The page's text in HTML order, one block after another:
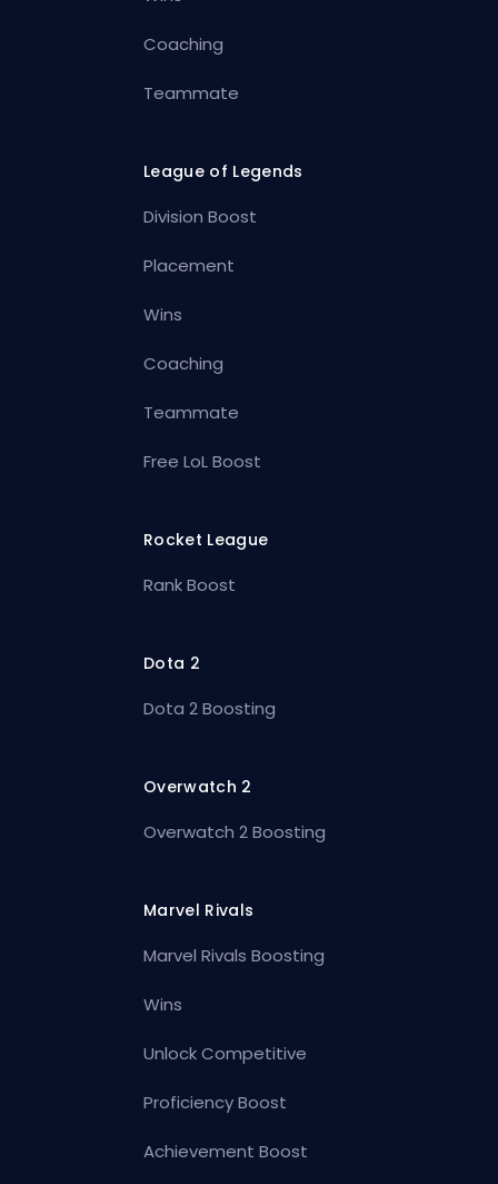
Coaching
Teammate
League of Legends
Division Boost
Placement
Wins
Coaching
Teammate
Free LoL Boost
Rocket League
Rank Boost
Dota 2
Dota 2 Boosting
Overwatch 2
Overwatch 2 Boosting
Marvel Rivals
Marvel Rivals Boosting
Wins
Unlock Competitive
Proficiency Boost
Achievement Boost